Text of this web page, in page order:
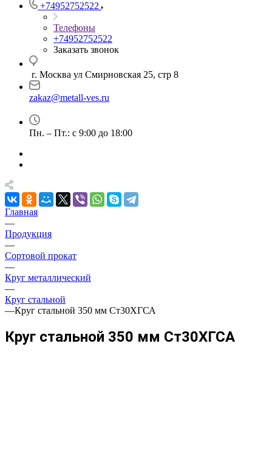
+74952752522
Телефоны
+74952752522
Заказать звонок
г. Москва ул Смирновская 25, стр 8
zakaz@metall-ves.ru
Пн. – Пт.: с 9:00 до 18:00
Главная
—
Продукция
—
Сортовой прокат
—
Круг металлический
—
Круг стальной
—Круг стальной 350 мм Ст30ХГСА
Круг стальной 350 мм Ст30ХГСА